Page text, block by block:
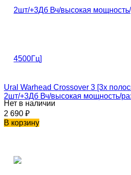
Ural Warhead Crossover 3 [3х
2шт/+3Дб Вч/высокая мощность/
Нет в наличии
2 690 ₽
В корзину